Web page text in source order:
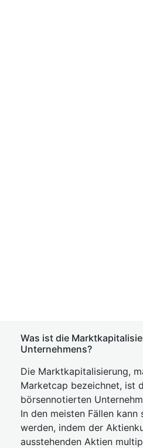
Was ist die
Unternehmens?
Die Marktkapitalisierung,
Marketcap bezeichnet, ist
börsennotierten
In den meisten Fällen
werden, indem der
ausstehenden Aktien